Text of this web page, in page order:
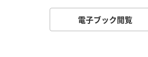
電子ブック閲覧